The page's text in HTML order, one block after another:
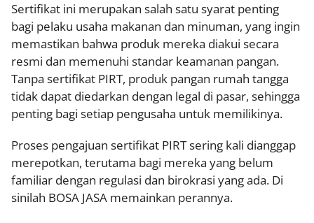
Sertifikat ini merupakan salah satu syarat penting
bagi pelaku usaha makanan dan minuman, yang ingin
memastikan bahwa produk mereka diakui secara
resmi dan memenuhi standar keamanan pangan.
Tanpa sertifikat PIRT, produk pangan rumah tangga
tidak dapat diedarkan dengan legal di pasar, sehingga
penting bagi setiap pengusaha untuk memilikinya.
Proses pengajuan sertifikat PIRT sering kali dianggap
merepotkan, terutama bagi mereka yang belum
familiar dengan regulasi dan birokrasi yang ada. Di
sinilah BOSA JASA memainkan perannya.